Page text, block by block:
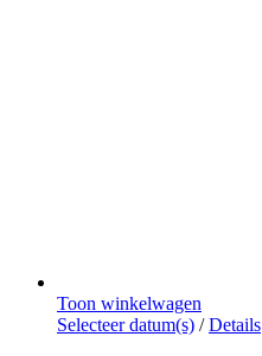
Toon winkelwagen
Selecteer datum(s) Dit
/ Details